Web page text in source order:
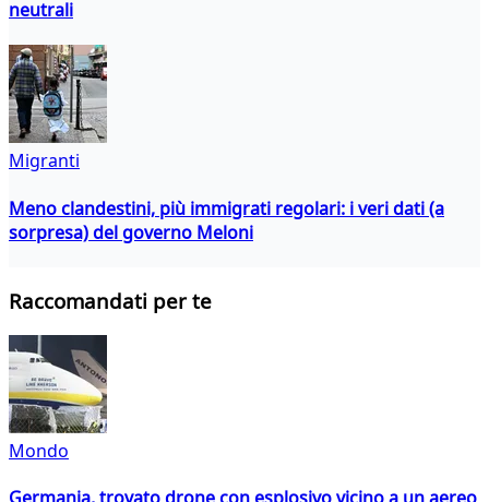
neutrali
Migranti
Meno clandestini, più immigrati regolari: i veri dati (a
sorpresa) del governo Meloni
Raccomandati per te
Mondo